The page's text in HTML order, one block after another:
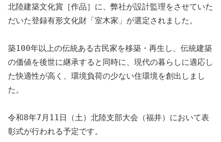
北陸建築文化賞［作品］に、弊社が設計監理をさせていた
だいた登録有形文化財「室木家」 が選定されました。
築100年以上の伝統ある古民家を移築・再生し、伝統建築
の価値を後世に継承すると同時に、現代の暮らしに適応し
た快適性が高く、環境負荷の少ない住環境を創出しまし
た。
令和8年7月11日（土）北陸支部大会（福井）において表
彰式が行われる予定です。